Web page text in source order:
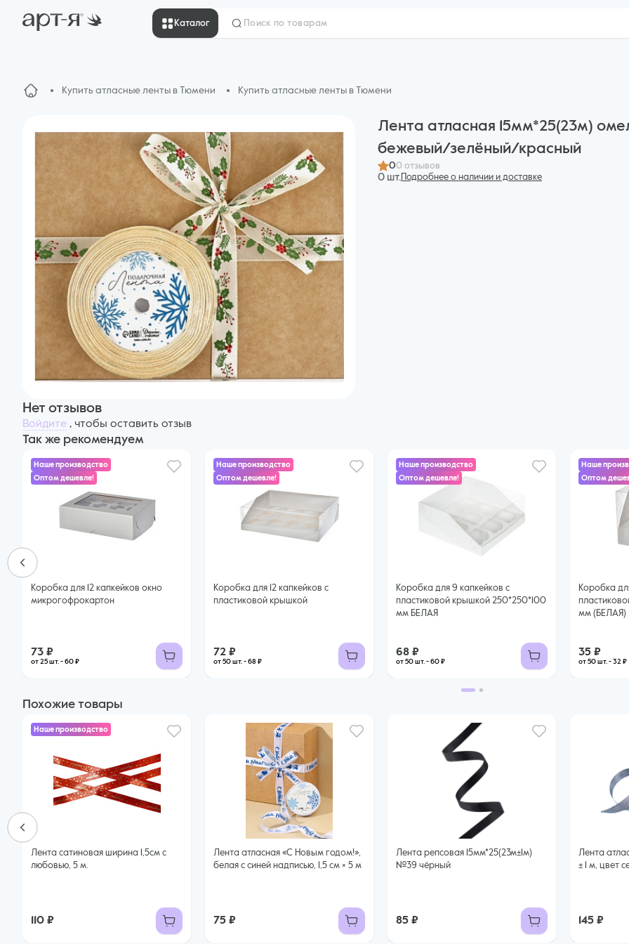
Каталог
Купить атласные ленты в Тюмени Купить атласные ленты в Тюмени
Лента атласная 15мм*25(23м)
бежевый/зелёный/красный
00 отзывов
0 шт. Подробнее о наличии и доставке
Нет отзывов
Войдите , чтобы оставить отзыв
Так же рекомендуем
Наше производство
Оптом дешевле!
Коробка для 12 капкейков окно
микрогофрокартон
73 ₽
от 25 шт. - 60 ₽
Наше производство
Оптом дешевле!
Коробка для 12 капкейков с
пластиковой крышкой
72 ₽
от 50 шт. - 68 ₽
Наше производство
Оптом дешевле!
Коробка для 9 капкейков с
пластиковой крышкой 250*250*100
мм БЕЛАЯ
68 ₽
от 50 шт. - 60 ₽
Наше
Оптом
Коробка
мм (БЕЛАЯ)
35 ₽
от 50 шт. - 32 ₽
Похожие товары
Наше производство
Лента сатиновая ширина 1,5см с
любовью, 5 м.
110 ₽
Лента атласная «С Новым годом!»,
белая с синей надписью, 1,5 см × 5 м
75 ₽
Лента репсовая 15мм*25(23м±1м)
№39 чёрный
85 ₽
Лента
± 1 м, цвет
145 ₽